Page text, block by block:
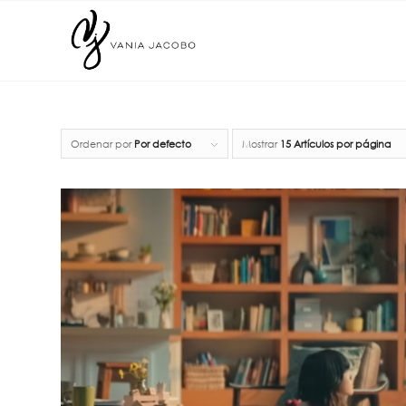
Ordenar por Por defecto Mostrar 15 Artículos por página